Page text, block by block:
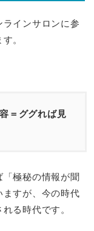
インサロンに参
。
＝ググれば見
極秘の情報が聞
すが、今の時代
る時代です。